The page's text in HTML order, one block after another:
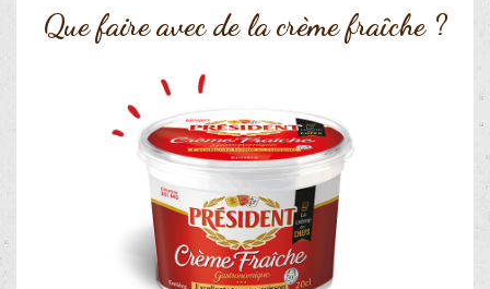
Que faire avec de la crème fraîche ?